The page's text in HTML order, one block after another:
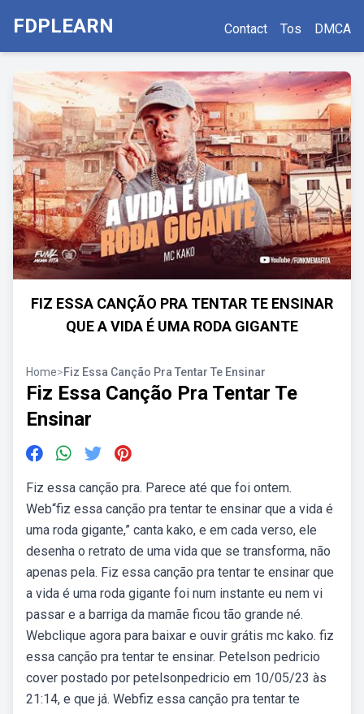
FDPLEARN Contact Tos DMCA
FIZ ESSA CANÇÃO PRA TENTAR TE ENSINAR
QUE A VIDA É UMA RODA GIGANTE
Home>Fiz Essa Canção Pra Tentar Te Ensinar
Fiz Essa Canção Pra Tentar Te
Ensinar
Fiz essa canção pra. Parece até que foi ontem.
Web“fiz essa canção pra tentar te ensinar que a vida é
uma roda gigante,” canta kako, e em cada verso, ele
desenha o retrato de uma vida que se transforma, não
apenas pela. Fiz essa canção pra tentar te ensinar que
a vida é uma roda gigante foi num instante eu nem vi
passar e a barriga da mamãe ficou tão grande né.
Webclique agora para baixar e ouvir grátis mc kako. fiz
essa canção pra tentar te ensinar. Petelson pedricio
cover postado por petelsonpedricio em 10/05/23 às
21:14, e que já. Webfiz essa canção pra tentar te